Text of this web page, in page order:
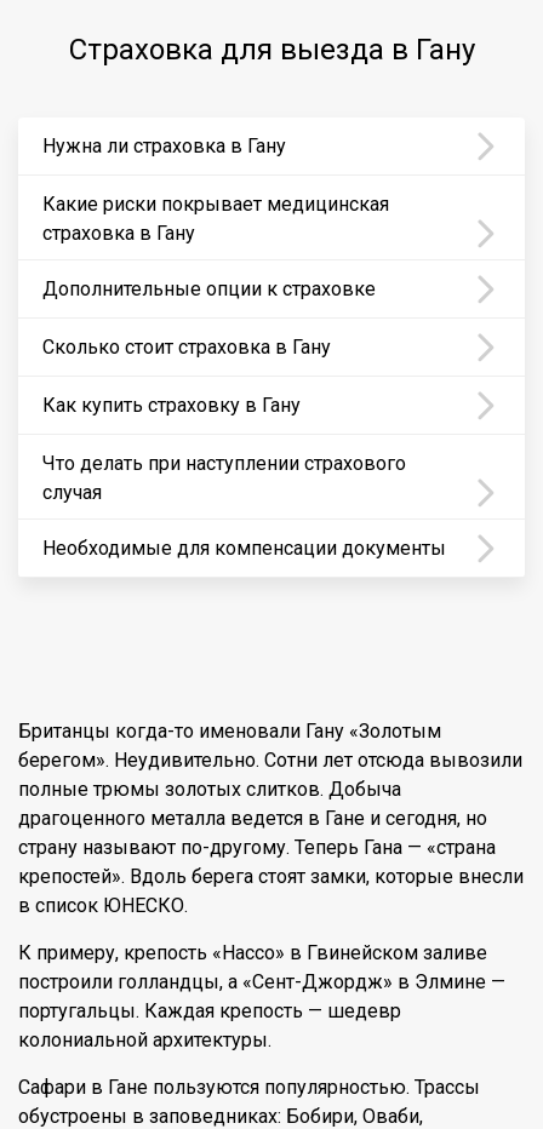
Страховка для выезда в Гану
Нужна ли страховка в Гану
Какие риски покрывает медицинская
страховка в Гану
Дополнительные опции к страховке
Сколько стоит страховка в Гану
Как купить страховку в Гану
Что делать при наступлении страхового
случая
Необходимые для компенсации документы
Британцы когда-то именовали Гану «Золотым
берегом». Неудивительно. Сотни лет отсюда вывозили
полные трюмы золотых слитков. Добыча
драгоценного металла ведется в Гане и сегодня, но
страну называют по-другому. Теперь Гана — «страна
крепостей». Вдоль берега стоят замки, которые внесли
в список ЮНЕСКО.
К примеру, крепость «Нассо» в Гвинейском заливе
построили голландцы, а «Сент-Джордж» в Элмине —
португальцы. Каждая крепость — шедевр
колониальной архитектуры.
Сафари в Гане пользуются популярностью. Трассы
обустроены в заповедниках: Бобири, Оваби,